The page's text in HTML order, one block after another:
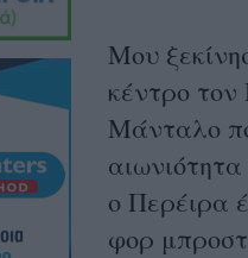
Μου
κέντρο
Μάνταλο
ο Περέιρα
φορ